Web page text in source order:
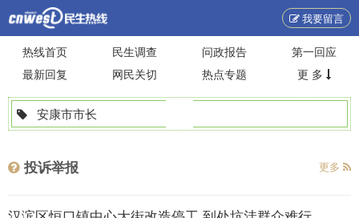
我要留言
热线首页 民生调查 问政报告
第一回应
最新回复
网民关切 热点专题 更 多
安康市市长
投诉举报 更多